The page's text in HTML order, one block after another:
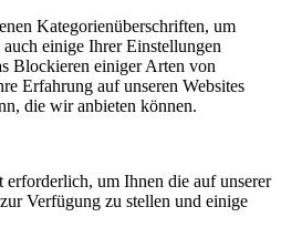
Kategorienüberschriften, um
einige Ihrer Einstellungen
Blockieren einiger Arten von
Erfahrung auf unseren Websites
die wir anbieten können.
um Ihnen die auf unserer
Verfügung zu stellen und einige